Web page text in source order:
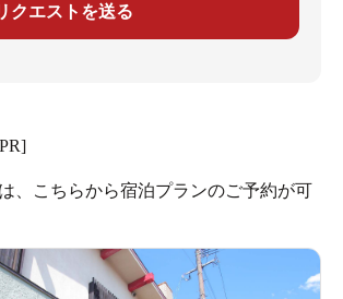
クエストを送る
、こちらから宿泊プランのご予約が可